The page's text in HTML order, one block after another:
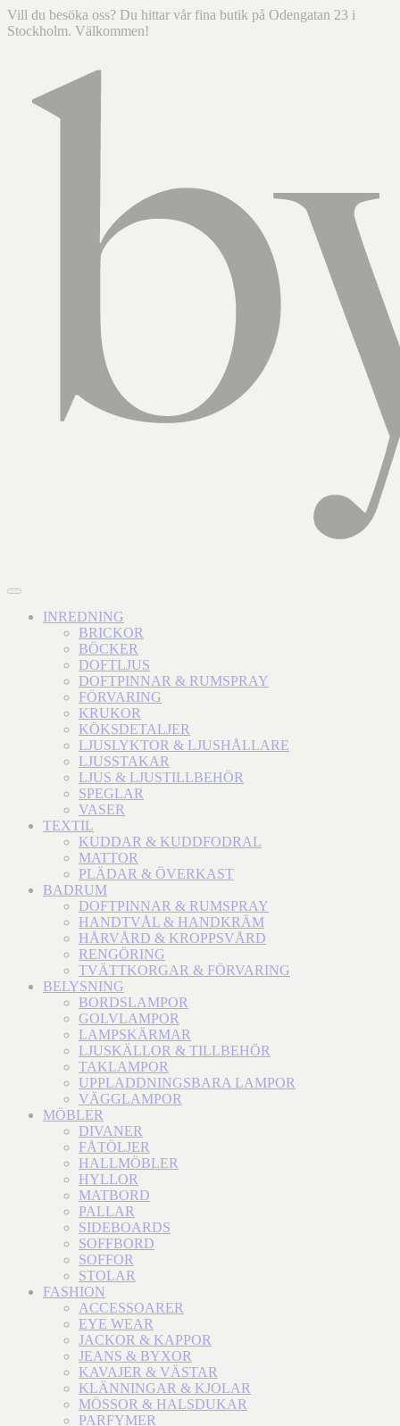
Vill du besöka oss? Du hittar vår fina butik på Odengatan 23 i
Stockholm. Välkommen!
INREDNING
BRICKOR
BÖCKER
DOFTLJUS
DOFTPINNAR & RUMSPRAY
FÖRVARING
KRUKOR
KÖKSDETALJER
LJUSLYKTOR & LJUSHÅLLARE
LJUSSTAKAR
LJUS & LJUSTILLBEHÖR
SPEGLAR
VASER
TEXTIL
KUDDAR & KUDDFODRAL
MATTOR
PLÄDAR & ÖVERKAST
BADRUM
DOFTPINNAR & RUMSPRAY
HANDTVÅL & HANDKRÄM
HÅRVÅRD & KROPPSVÅRD
RENGÖRING
TVÄTTKORGAR & FÖRVARING
BELYSNING
BORDSLAMPOR
GOLVLAMPOR
LAMPSKÄRMAR
LJUSKÄLLOR & TILLBEHÖR
TAKLAMPOR
UPPLADDNINGSBARA LAMPOR
VÄGGLAMPOR
MÖBLER
DIVANER
FÅTÖLJER
HALLMÖBLER
HYLLOR
MATBORD
PALLAR
SIDEBOARDS
SOFFBORD
SOFFOR
STOLAR
FASHION
ACCESSOARER
EYE WEAR
JACKOR & KAPPOR
JEANS & BYXOR
KAVAJER & VÄSTAR
KLÄNNINGAR & KJOLAR
MÖSSOR & HALSDUKAR
PARFYMER